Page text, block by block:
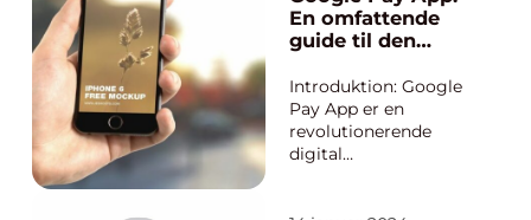
lære mere om
moderne
streamingteknologi,
er denne artikel det
pe...
En omfattende
guide til den
betalingstjeneste
Introduktion: Google
Pay App er en
revolutionerende
digital